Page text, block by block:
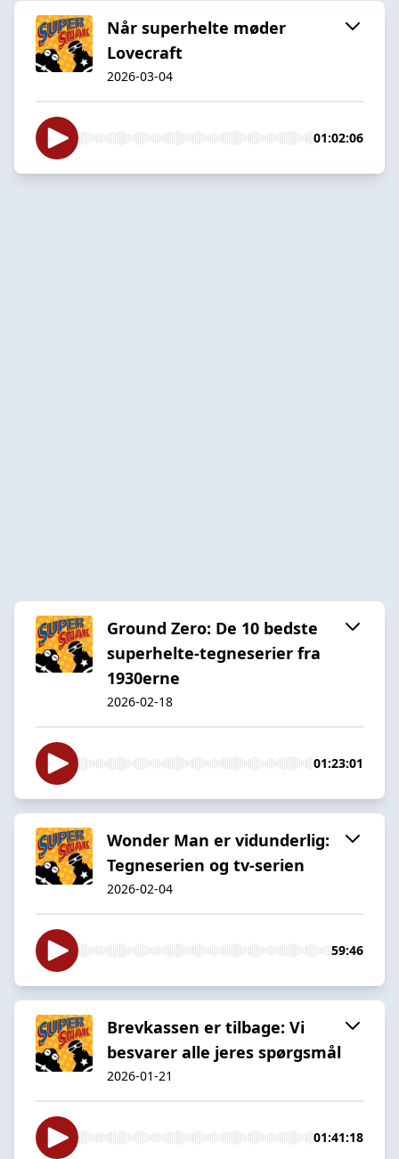
Når superhelte møder
Lovecraft
2026-03-04
01:02:06
Ground Zero: De 10 bedste
superhelte-tegneserier fra
1930erne
2026-02-18
01:23:01
Wonder Man er vidunderlig:
Tegneserien og tv-serien
2026-02-04
59:46
Brevkassen er tilbage: Vi
besvarer alle jeres spørgsmål
2026-01-21
01:41:18